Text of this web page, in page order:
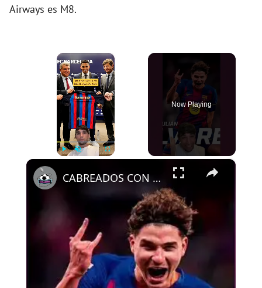
Airways es M8.
×
Now Playing
×
CABREADOS CON ALEMANY